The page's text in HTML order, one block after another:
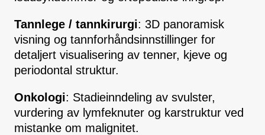
Tannlege / tannkirurgi: 3D panoramisk
visning og tannforhåndsinnstillinger for
detaljert visualisering av tenner, kjeve og
periodontal struktur.
Onkologi: Stadieinndeling av svulster,
vurdering av lymfeknuter og karstruktur ved
mistanke om malignitet.